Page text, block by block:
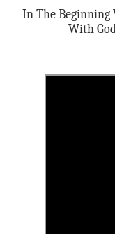
In The Beginning
With